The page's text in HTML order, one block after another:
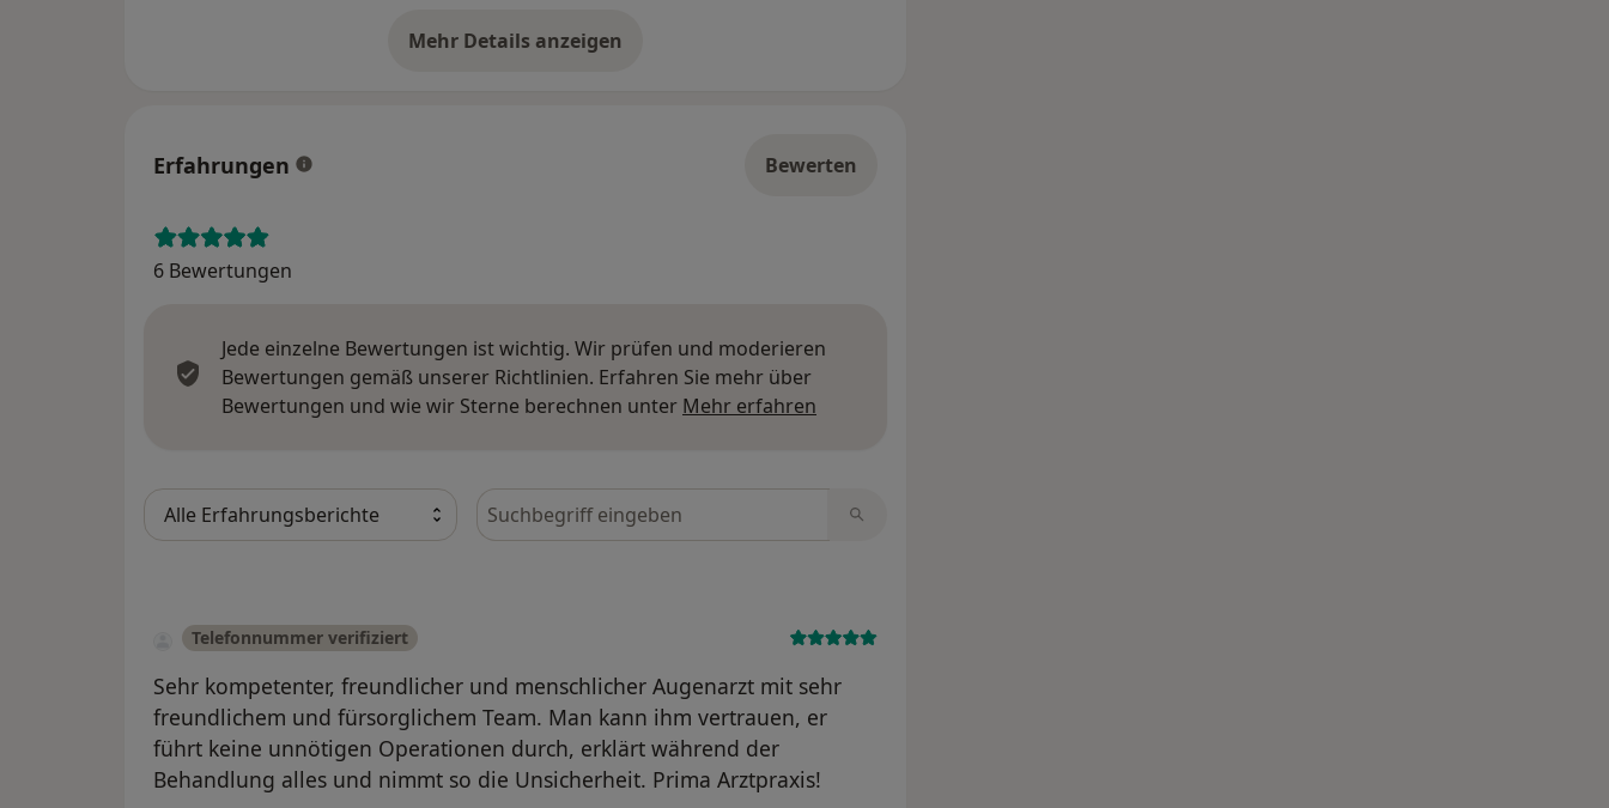
Mehr Details anzeigen
über die Adresse
Erfahrungen Bewerten
6 Bewertungen
Jede einzelne Bewertungen ist wichtig. Wir prüfen und moderieren
Bewertungen gemäß unserer Richtlinien. Erfahren Sie mehr über
Bewertungen und wie wir Sterne berechnen unter Mehr erfahren
Bewertungen durchsuchen
Telefonnummer verifiziert
Sehr kompetenter, freundlicher und menschlicher Augenarzt mit sehr
freundlichem und fürsorglichem Team. Man kann ihm vertrauen, er
führt keine unnötigen Operationen durch, erklärt während der
Behandlung alles und nimmt so die Unsicherheit. Prima Arztpraxis!